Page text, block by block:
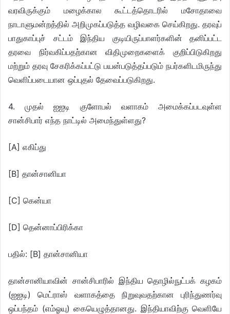
வரவிருக்கும் மழைக்கால கூட்டத்தொடரில் மசோதாவை
நாடாளுமன்றத்தில் அறிமுகப்படுத்த வழிவகை செய்கிறது. தரவுப்
பாதுகாப்புச் சட்டம் இந்திய குடியிருப்பாளர்களின் தனிப்பட்ட
தரவை நிர்வகிப்பதற்கான விதிமுறைகளைக் குறிப்பிடுகிறது
மற்றும் தரவு சேகரிக்கப்பட்டு பயன்படுத்தப்படும் நபர்களிடமிருந்து
வெளிப்படையான ஒப்புதல் தேவைப்படுகிறது.
4. முதல் ஐஐடி குளோபல் வளாகம் அமைக்கப்படவுள்ள
சான்சிபார் எந்த நாட்டில் அமைந்துள்ளது?
[A] எகிப்து
[B] தான்சானியா
[C] கென்யா
[D] தென்னாப்பிரிக்கா
பதில்: [B] தான்சானியா
தான்சானியாவின் சான்சிபாரில் இந்திய தொழில்நுட்பக் கழகம்
(ஐஐடி) மெட்ராஸ் வளாகத்தை நிறுவுவதற்கான புரிந்துணர்வு
ஒப்பந்தம் (எம்ஓயு) கையெழுத்தானது. இந்தியாவிற்கு வெளியே